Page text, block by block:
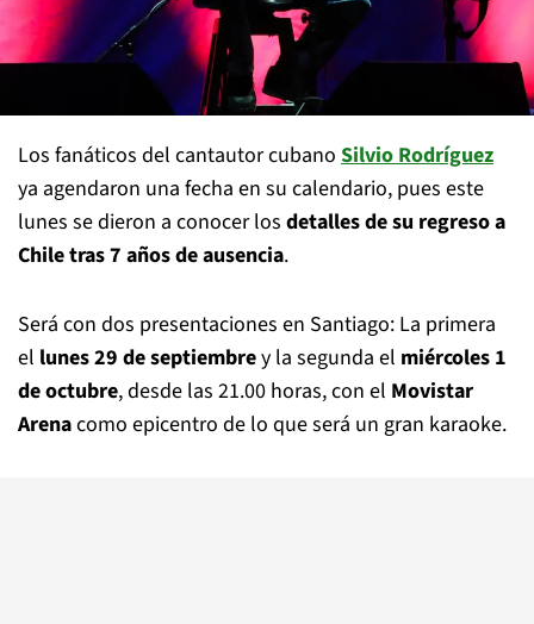
Los fanáticos del cantautor cubano Silvio Rodríguez
ya agendaron una fecha en su calendario, pues este
lunes se dieron a conocer los detalles de su regreso a
Chile tras 7 años de ausencia.
Será con dos presentaciones en Santiago: La primera
el lunes 29 de septiembrey la segunda el miércoles 1
de octubre, desde las 21.00 horas, con el Movistar
Arenacomo epicentro de lo que será un gran karaoke.